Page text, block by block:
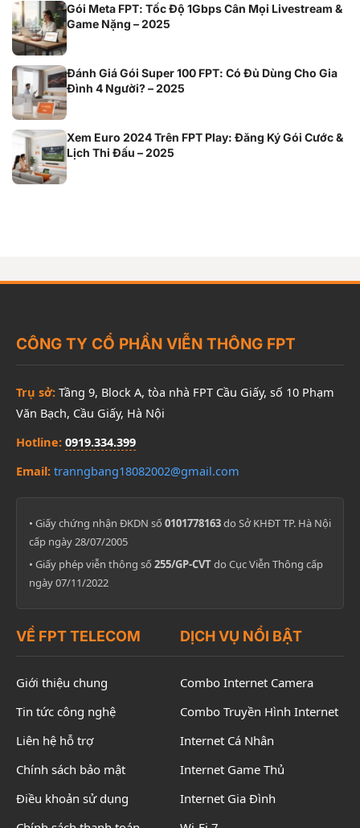
Gói Meta FPT: Tốc Độ 1Gbps Cân Mọi Livestream &
Game Nặng – 2025
Đánh Giá Gói Super 100 FPT: Có Đủ Dùng Cho Gia
Đình 4 Người? – 2025
Xem Euro 2024 Trên FPT Play: Đăng Ký Gói Cước &
Lịch Thi Đấu – 2025
CÔNG TY CỔ PHẦN VIỄN THÔNG FPT
Trụ sở: Tầng 9, Block A, tòa nhà FPT Cầu Giấy, số 10 Phạm
Văn Bạch, Cầu Giấy, Hà Nội
Hotline: 0919.334.399
Email: tranngbang18082002@gmail.com
• Giấy chứng nhận ĐKDN số 0101778163do Sở KHĐT TP. Hà Nội
cấp ngày 28/07/2005
• Giấy phép viễn thông số 255/GP-CVTdo Cục Viễn Thông cấp
ngày 07/11/2022
VỀ FPT TELECOM
Giới thiệu chung
Tin tức công nghệ
Liên hệ hỗ trợ
Chính sách bảo mật
Điều khoản sử dụng
DỊCH VỤ NỔI BẬT
Combo Internet Camera
Combo Truyền Hình Internet
Internet Cá Nhân
Internet Game Thủ
Internet Gia Đình